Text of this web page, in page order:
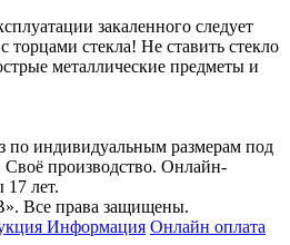
закаленного следует
стекла! Не ставить стекло
металлические предметы и
по индивидуальным размерам под
производство. Онлайн-
17 лет.
Все права защищены.
Информация Онлайн оплата